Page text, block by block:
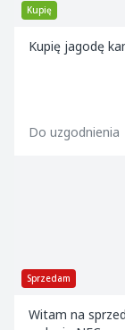
Kupię
Kupię jagodę
Do uzgodnienia
Sprzedam
Witam na